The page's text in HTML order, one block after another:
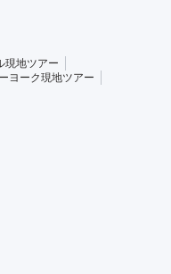
現地ツアー
ヨーク現地ツアー